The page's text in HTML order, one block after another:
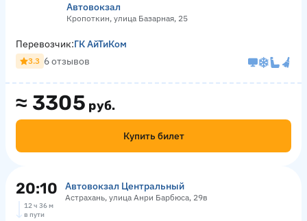
Автовокзал
Кропоткин, улица Базарная, 25
≈ 3305 руб.
Купить билет
Перевозчик:ГК АйТиКом
3.3 6 отзывов
20:10 Автовокзал Центральный
Астрахань, улица Анри Барбюса, 29в
12 ч 36 м
в пути